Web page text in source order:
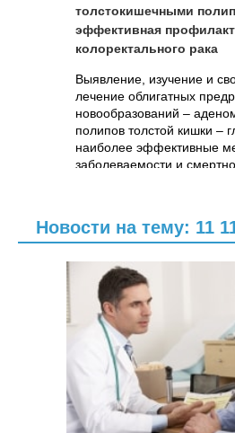
толстокишечными
эффективная
колоректального рака
Выявление, изучение и
лечение облигатных
новообразований –
полипов толстой кишки –
наиболее эффективные
заболеваемости и
Новости на тему: 11